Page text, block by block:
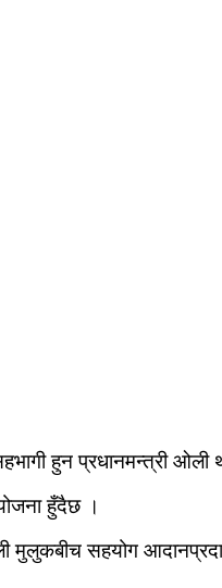
हुन प्रधानमन्त्री ओली
हुँदैछ ।
सहयोग आदानप्रदान